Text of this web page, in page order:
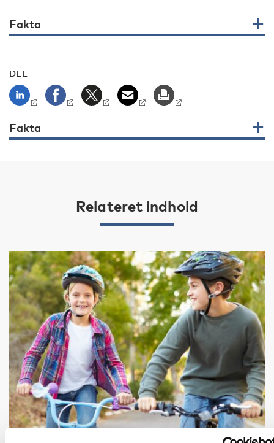
Fakta
DEL
Fakta
Relateret indhold